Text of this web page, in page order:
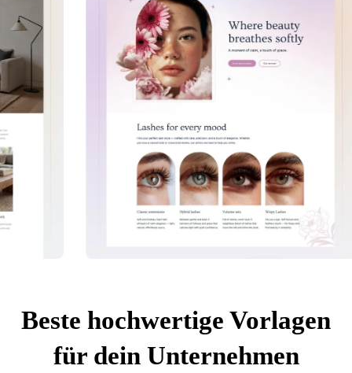
Beste hochwertige Vorlagen
für dein Unternehmen